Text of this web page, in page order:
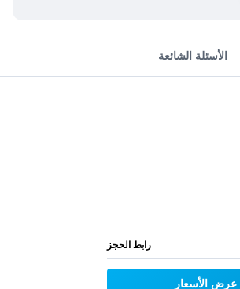
الأسئلة الشائعة
رابط الحجز
عرض الأسعار